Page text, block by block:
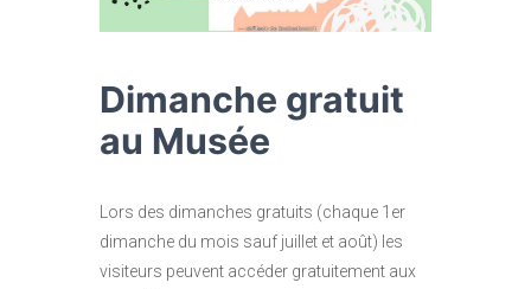
Dimanche gratuit
au Musée
Lors des dimanches gratuits (chaque 1er
dimanche du mois sauf juillet et août) les
visiteurs peuvent accéder gratuitement aux